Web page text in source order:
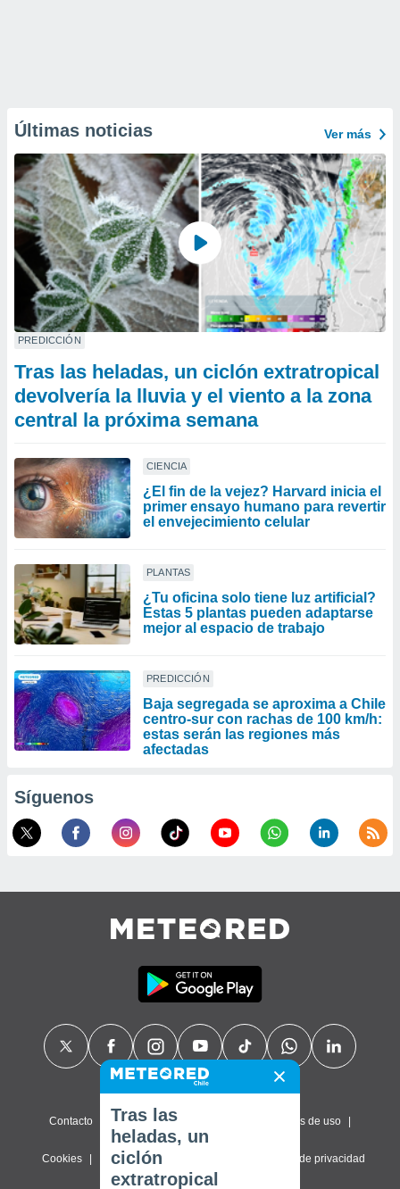
Últimas noticias Ver más
PREDICCIÓN
Tras las heladas, un ciclón extratropical
devolvería la lluvia y el viento a la zona
central la próxima semana
CIENCIA
¿El fin de la vejez? Harvard inicia el
primer ensayo humano para revertir
el envejecimiento celular
PLANTAS
¿Tu oficina solo tiene luz artificial?
Estas 5 plantas pueden adaptarse
mejor al espacio de trabajo
PREDICCIÓN
Baja segregada se aproxima a Chile
centro-sur con rachas de 100 km/h:
estas serán las regiones más
afectadas
Síguenos
Contacto Sobre nosotros Términos de uso
Cookies Política de privacidad Configuración de privacidad
Tras las
heladas, un
ciclón
extratropical